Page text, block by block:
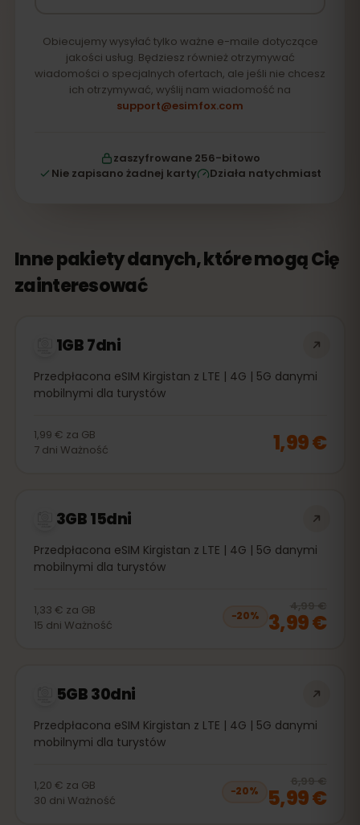
Obiecujemy wysyłać tylko ważne e-maile dotyczące
jakości usług. Będziesz również otrzymywać
wiadomości o specjalnych ofertach, ale jeśli nie chcesz
ich otrzymywać, wyślij nam wiadomość na
support@esimfox.com
zaszyfrowane 256-bitowo
Nie zapisano żadnej karty
Działa natychmiast
Inne pakiety danych, które mogą Cię
zainteresować
1GB 7dni
Przedpłacona eSIM Kirgistan z LTE | 4G | 5G danymi
mobilnymi dla turystów
1,99 € za GB
7 dni Ważność 1,99 €
3GB 15dni
Przedpłacona eSIM Kirgistan z LTE | 4G | 5G danymi
mobilnymi dla turystów
1,33 € za GB
15 dni Ważność
−20%
4,99 €
3,99 €
5GB 30dni
Przedpłacona eSIM Kirgistan z LTE | 4G | 5G danymi
mobilnymi dla turystów
1,20 € za GB
30 dni Ważność
−20%
6,99 €
5,99 €